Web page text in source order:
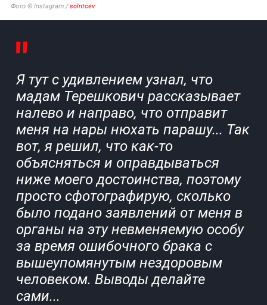
Фото © Instagram /solntcev
Я тут с удивлением узнал, что
мадам Терешкович рассказывает
налево и направо, что отправит
меня на нары нюхать парашу... Так
вот, я решил, что как-то
объясняться и оправдываться
ниже моего достоинства, поэтому
просто сфотографирую, сколько
было подано заявлений от меня в
органы на эту невменяемую особу
за время ошибочного брака с
вышеупомянутым нездоровым
человеком. Выводы делайте
сами...